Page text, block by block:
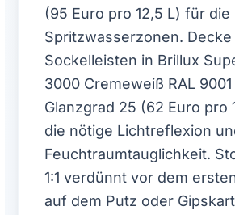
(95 Euro pro 12,5 L) für die
Spritzwasserzonen. Decke
Sockelleisten in Brillux
3000 Cremeweiß RAL
Glanzgrad 25 (62 Euro pro
die nötige Lichtreflexion
Feuchtraumtauglichkeit.
1:1 verdünnt vor dem
auf dem Putz oder